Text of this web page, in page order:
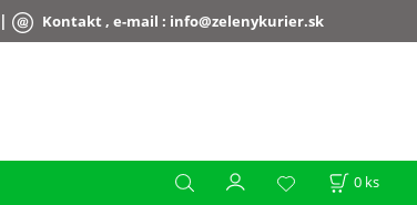
| Kontakt , e-mail : info@zelenykurier.sk
0 ks